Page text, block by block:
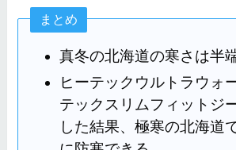
まとめ
真冬の北海道の寒さは半
ヒーテックウルトラウォ
テックスリムフィットジ
した結果、極寒の北海道